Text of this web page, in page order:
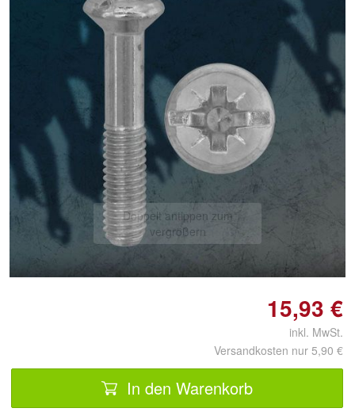
Doppelt antippen zum
vergrößern
15,93 €
inkl. MwSt.
Versandkosten nur 5,90 €
In den Warenkorb